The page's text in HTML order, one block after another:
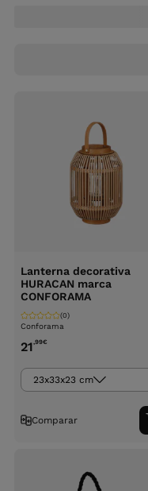
Lanterna decorativa
HURACAN marca
CONFORAMA
Conforama
(0)
21,99€
23x33x23 cm
Comparar